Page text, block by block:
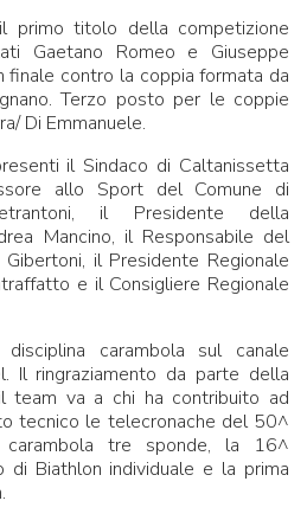
primo titolo della competizione
Gaetano Romeo e Giuseppe
finale contro la coppia formata da
Terzo posto per le coppie
Di Emmanuele.
il Sindaco di Caltanissetta
allo Sport del Comune di
il Presidente della
Mancino, il Responsabile del
il Presidente Regionale
e il Consigliere Regionale
carambola sul canale
Il ringraziamento da parte della
team va a chi ha contribuito ad
tecnico le telecronache del 50^
carambola tre sponde, la 16^
di Biathlon individuale e la prima